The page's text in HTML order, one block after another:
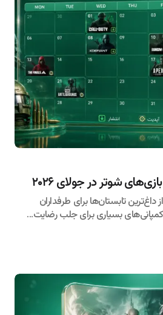
شوتر در جولای ۲۰۲۶
یکی از داغ‌ترین تابستان‌ها برای طرفداران
بسیاری برای جلب رضایت…